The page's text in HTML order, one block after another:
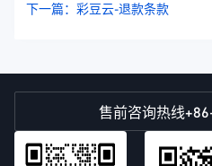
下一篇：彩豆云-退款条款
售前咨询热线